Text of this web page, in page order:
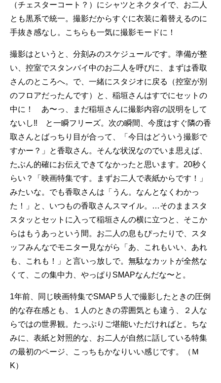
（チェスターコート？）にシャツとネクタイで、お二人
とも黒系で統一。撮影だからすぐに衣装に着替えるのに
手抜き感なし。こちらも一気に撮影モードに！
撮影はというと、分刻みのスケジュールです。準備が整
い、控室でスタンバイ中のお二人を呼びに、まずは香取
さんのところへ。で、一緒にスタジオに戻る（控室が別
のフロアだったんです）と、稲垣さんはすでにセットの
中に！ あ〜っ、まだ稲垣さんに撮影内容の説明をして
ないし‼︎ と一瞬フリーズ。次の瞬間、今度はすぐ隣の香
取さんとばっちり目が合って、「今日はどういう撮影で
すかー？」と香取さん。そんな状況なのでいま思えば、
たぶん的確にお伝えできてなかったと思います。20秒く
らい？「映画特集です。まずお二人で表紙からです！」
みたいな。でも香取さんは「うん。なんとなくわかっ
た！」と、いつもの香取さんスマイル。…そのままスタ
スタッとセットに入って稲垣さんの横に立つと、そこか
らはもうあっという間。お二人の息もぴったりで、スタ
ッフみんなでモニター見ながら「あ、これもいい、あれ
も、これも！」と言いっ放しで。無駄なカットが全然な
くて、この集中力、やっぱりSMAPなんだな〜と。
1年前、同じ映画特集でSMAP５人で撮影したときの圧倒
的な存在感とも、１人のときの雰囲気とも違う、２人な
らではの世界観。たっぷりご堪能いただければと。ちな
みに、表紙と対照的な、お二人が自然に話している特集
の最初のページ、こっちもかなりいい感じです。（Ｍ
K）